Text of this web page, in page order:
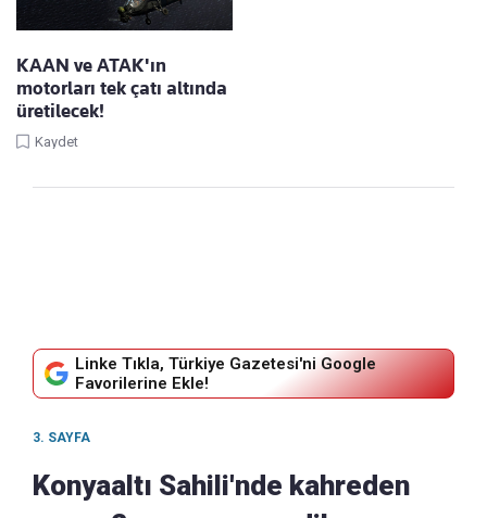
KAAN ve ATAK'ın
motorları tek çatı altında
üretilecek!
Kaydet
Linke Tıkla, Türkiye Gazetesi'ni Google
Favorilerine Ekle!
3. SAYFA
Konyaaltı Sahili'nde kahreden